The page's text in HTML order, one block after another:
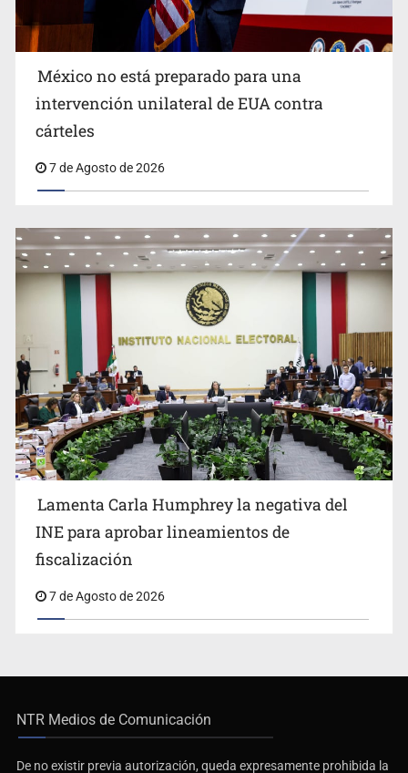
Sorprende serpiente a mujer en su domicilio en Santa
México no está preparado para una
intervención unilateral de EUA contra
cárteles
7 de Agosto de 2026
Lamenta Carla Humphrey la negativa del
INE para aprobar lineamientos de
fiscalización
7 de Agosto de 2026
NTR Medios de Comunicación
De no existir previa autorización, queda expresamente prohibida la